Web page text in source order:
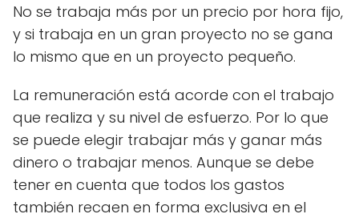
No se trabaja más por un precio por hora fijo,
y si trabaja en un gran proyecto no se gana
lo mismo que en un proyecto pequeño.
La remuneración está acorde con el trabajo
que realiza y su nivel de esfuerzo. Por lo que
se puede elegir trabajar más y ganar más
dinero o trabajar menos. Aunque se debe
tener en cuenta que todos los gastos
también recaen en forma exclusiva en el